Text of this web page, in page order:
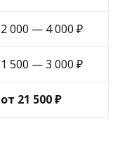
2 000 — 4 000 ₽
1 500 — 3 000 ₽
от 21 500 ₽